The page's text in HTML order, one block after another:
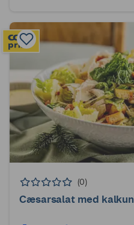
(0)
Cæsarsalat med kalkun